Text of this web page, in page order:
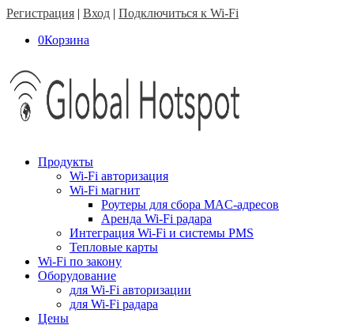
Регистрация | Вход | Подключиться к Wi-Fi
0Корзина
Продукты
Wi-Fi авторизация
Wi-Fi магнит
Роутеры для сбора MAC-адресов
Аренда Wi-Fi радара
Интеграция Wi-Fi и системы PMS
Тепловые карты
Wi-Fi по закону
Оборудование
для Wi-Fi авторизации
для Wi-Fi радара
Цены